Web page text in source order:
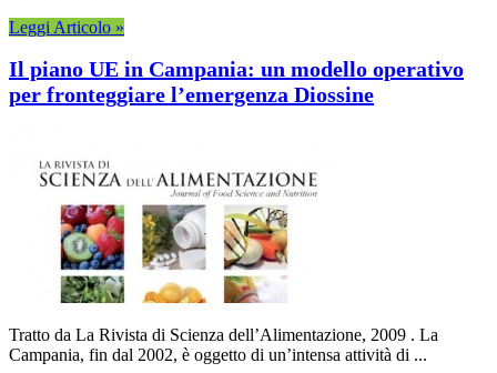
Leggi Articolo »
Il piano UE in Campania: un modello operativo
per fronteggiare l’emergenza Diossine
Tratto da La Rivista di Scienza dell’Alimentazione, 2009 . La
Campania, fin dal 2002, è oggetto di un’intensa attività di ...